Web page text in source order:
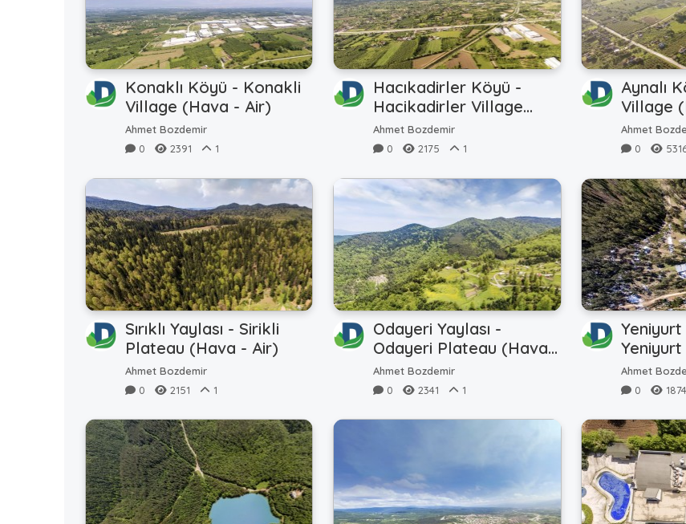
Konaklı Köyü - Konakli
Village (Hava - Air)
Ahmet Bozdemir
0
2391 1
Hacıkadirler Köyü -
Hacikadirler Village
(Hava - Air)
Ahmet Bozdemir
0
2175 1
Aynalı
Village
Ahmet
0
Sırıklı Yaylası - Sirikli
Plateau (Hava - Air)
Ahmet Bozdemir
0
2151 1
Odayeri Yaylası -
Odayeri Plateau (Hava -
Air)
Ahmet Bozdemir
0
2341 1
Yeniyurt
Air)
Ahmet
0
1874